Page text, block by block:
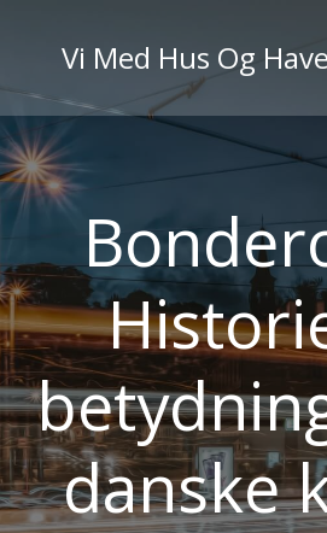
til
indhold
Vi Med Hus Og Have
danske